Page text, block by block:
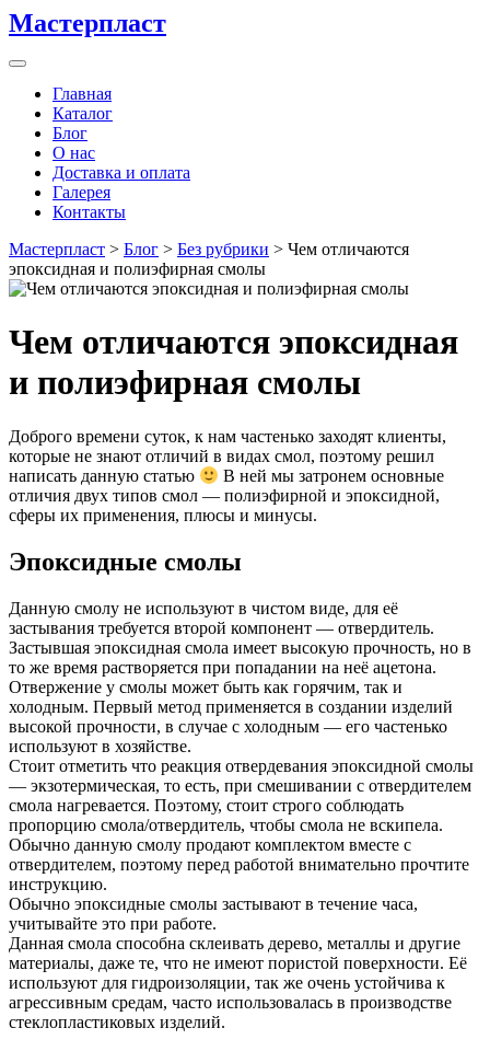
Мастерпласт
Главная
Каталог
Блог
О нас
Доставка и оплата
Галерея
Контакты
Мастерпласт > Блог > Без рубрики > Чем отличаются
эпоксидная и полиэфирная смолы
Чем отличаются эпоксидная
и полиэфирная смолы
Доброго времени суток, к нам частенько заходят клиенты,
которые не знают отличий в видах смол, поэтому решил
написать данную статью
В ней мы затронем основные
отличия двух типов смол — полиэфирной и эпоксидной,
сферы их применения, плюсы и минусы.
Эпоксидные смолы
Данную смолу не используют в чистом виде, для её
застывания требуется второй компонент — отвердитель.
Застывшая эпоксидная смола имеет высокую прочность, но в
то же время растворяется при попадании на неё ацетона.
Отвержение у смолы может быть как горячим, так и
холодным. Первый метод применяется в создании изделий
высокой прочности, в случае с холодным — его частенько
используют в хозяйстве.
Стоит отметить что реакция отвердевания эпоксидной смолы
— экзотермическая, то есть, при смешивании с отвердителем
смола нагревается. Поэтому, стоит строго соблюдать
пропорцию смола/отвердитель, чтобы смола не вскипела.
Обычно данную смолу продают комплектом вместе с
отвердителем, поэтому перед работой внимательно прочтите
инструкцию.
Обычно эпоксидные смолы застывают в течение часа,
учитывайте это при работе.
Данная смола способна склеивать дерево, металлы и другие
материалы, даже те, что не имеют пористой поверхности. Её
используют для гидроизоляции, так же очень устойчива к
агрессивным средам, часто использовалась в производстве
стеклопластиковых изделий.